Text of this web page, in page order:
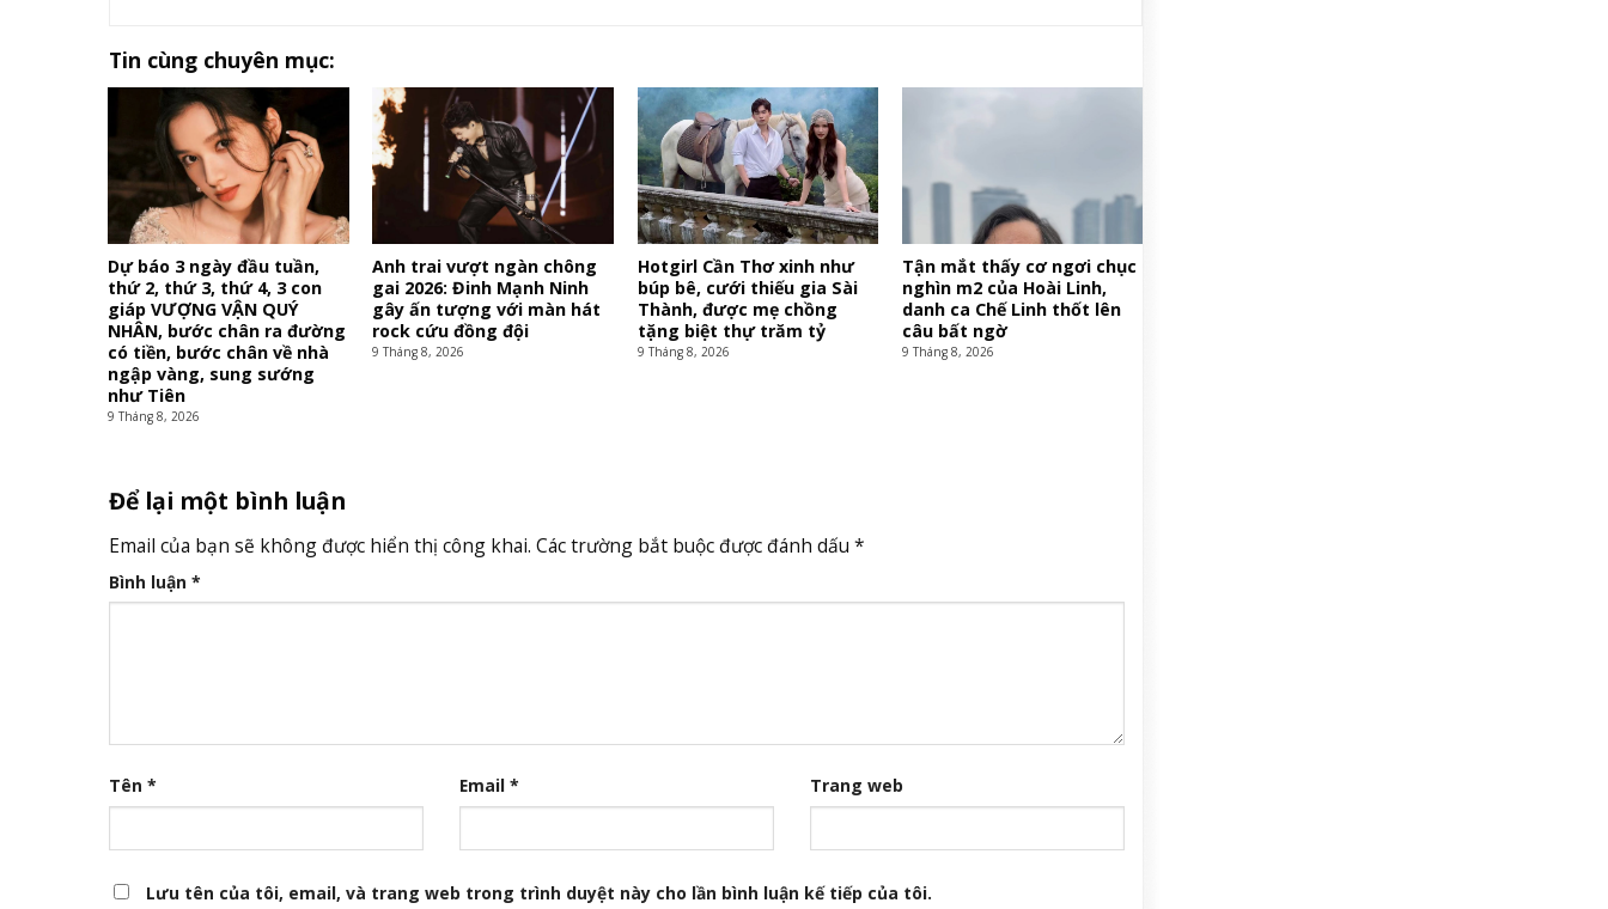
Tin cùng chuyên mục:
Dự báo 3 ngày đầu tuần,
thứ 2, thứ 3, thứ 4, 3 con
giáp VƯỢNG VẬN QUÝ
NHÂN, bước chân ra đường
có tiền, bước chân về nhà
ngập vàng, sung sướng
như Tiên
9 Tháng 8, 2026
Anh trai vượt ngàn chông
gai 2026: Đinh Mạnh Ninh
gây ấn tượng với màn hát
rock cứu đồng đội
9 Tháng 8, 2026
Hotgirl Cần Thơ xinh như
búp bê, cưới thiếu gia Sài
Thành, được mẹ chồng
tặng biệt thự trăm tỷ
9 Tháng 8, 2026
Tận mắt thấy cơ ngơi chục
nghìn m2 của Hoài Linh,
danh ca Chế Linh thốt lên
câu bất ngờ
9 Tháng 8, 2026
Để lại một bình luận
Email của bạn sẽ không được hiển thị công khai. Các trường bắt buộc được đánh dấu *
Bình luận *
Tên * Email * Trang web
Lưu tên của tôi, email, và trang web trong trình duyệt này cho lần bình luận kế tiếp của tôi.